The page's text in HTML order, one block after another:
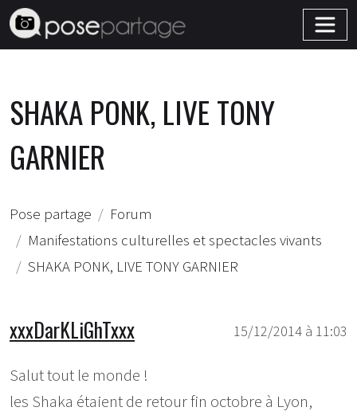
SHAKA PONK, LIVE TONY
GARNIER
Pose partage
Forum
Manifestations culturelles et spectacles vivants
SHAKA PONK, LIVE TONY GARNIER
15/12/2014 à 11:03
xxxDarKLiGhTxxx
Salut tout le monde !
les Shaka étaient de retour fin octobre à Lyon,